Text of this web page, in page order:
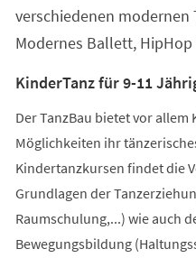
verschiedenen modernen
Modernes Ballett,
KinderTanz für 9-11
Der TanzBau bietet vor
Möglichkeiten ihr
Kindertanzkursen findet die
Grundlagen der
Raumschulung,...) wie auch
Bewegungsbildung